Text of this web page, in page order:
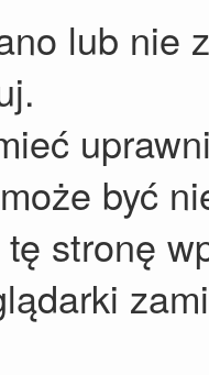
lub nie
być
stronę